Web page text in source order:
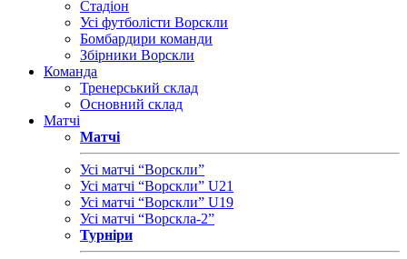
Стадіон
Усі футболісти Ворскли
Бомбардири команди
Збірники Ворскли
Команда
Тренерський склад
Основний склад
Матчі
Матчі
Усі матчі “Ворскли”
Усі матчі “Ворскли” U21
Усі матчі “Ворскли” U19
Усі матчі “Ворскла-2”
Турніри